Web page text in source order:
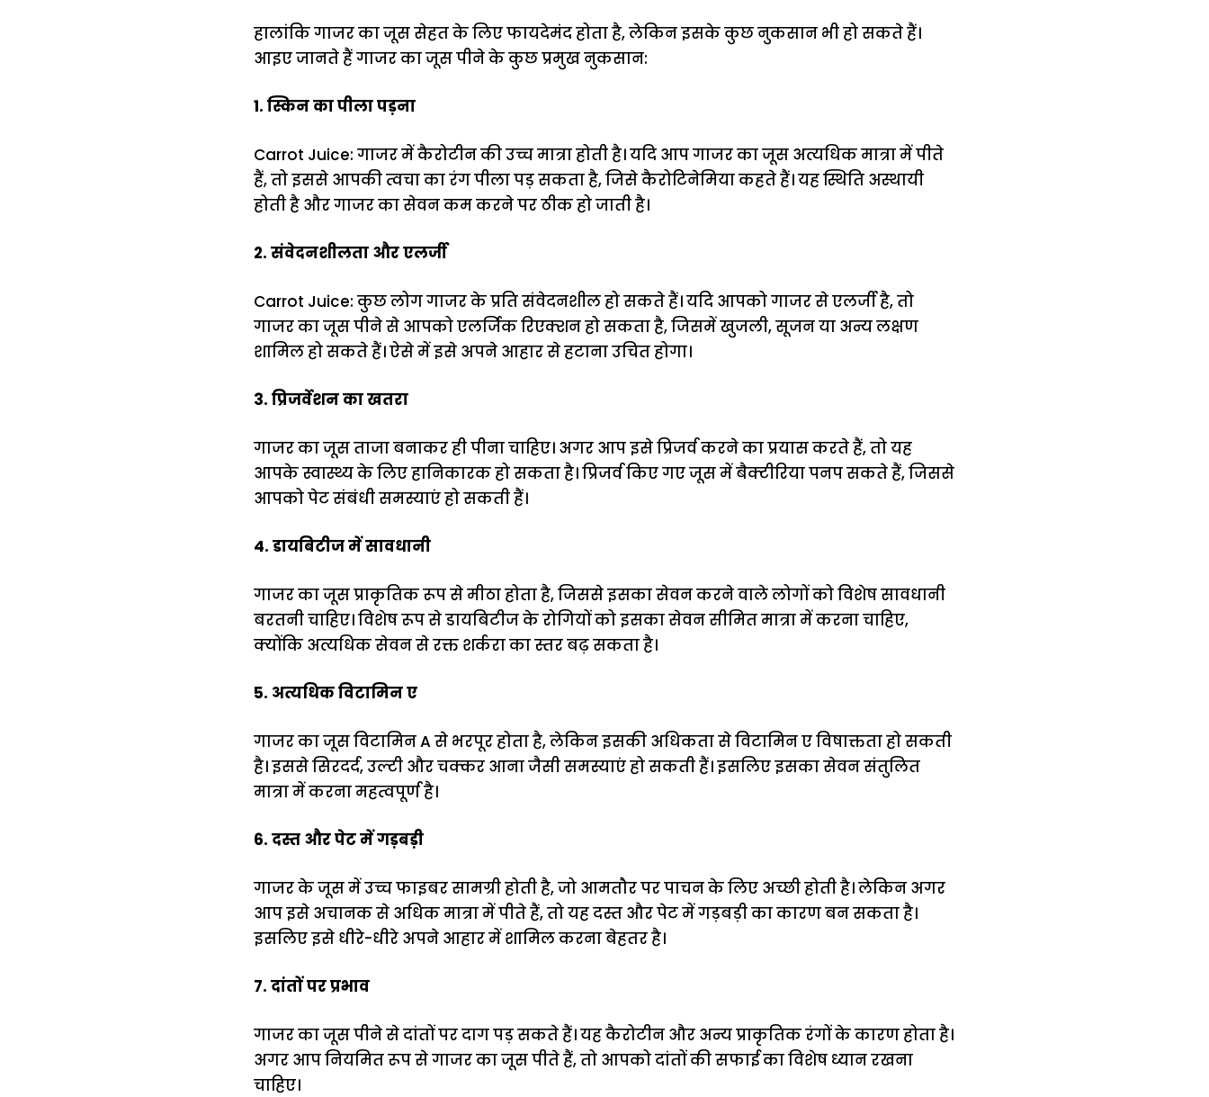
हालांकि गाजर का जूस सेहत के लिए फायदेमंद होता है, लेकिन इसके कुछ नुकसान भी हो सकते हैं।
आइए जानते हैं गाजर का जूस पीने के कुछ प्रमुख नुकसान:
1. स्किन का पीला पड़ना
Carrot Juice: गाजर में कैरोटीन की उच्च मात्रा होती है। यदि आप गाजर का जूस अत्यधिक मात्रा में पीते
हैं, तो इससे आपकी त्वचा का रंग पीला पड़ सकता है, जिसे कैरोटिनेमिया कहते हैं। यह स्थिति अस्थायी
होती है और गाजर का सेवन कम करने पर ठीक हो जाती है।
2. संवेदनशीलता और एलर्जी
Carrot Juice: कुछ लोग गाजर के प्रति संवेदनशील हो सकते हैं। यदि आपको गाजर से एलर्जी है, तो
गाजर का जूस पीने से आपको एलर्जिक रिएक्शन हो सकता है, जिसमें खुजली, सूजन या अन्य लक्षण
शामिल हो सकते हैं। ऐसे में इसे अपने आहार से हटाना उचित होगा।
3. प्रिजर्वेशन का खतरा
गाजर का जूस ताजा बनाकर ही पीना चाहिए। अगर आप इसे प्रिजर्व करने का प्रयास करते हैं, तो यह
आपके स्वास्थ्य के लिए हानिकारक हो सकता है। प्रिजर्व किए गए जूस में बैक्टीरिया पनप सकते हैं, जिससे
आपको पेट संबंधी समस्याएं हो सकती हैं।
4. डायबिटीज में सावधानी
गाजर का जूस प्राकृतिक रूप से मीठा होता है, जिससे इसका सेवन करने वाले लोगों को विशेष सावधानी
बरतनी चाहिए। विशेष रूप से डायबिटीज के रोगियों को इसका सेवन सीमित मात्रा में करना चाहिए,
क्योंकि अत्यधिक सेवन से रक्त शर्करा का स्तर बढ़ सकता है।
5. अत्यधिक विटामिन ए
गाजर का जूस विटामिन A से भरपूर होता है, लेकिन इसकी अधिकता से विटामिन ए विषाक्तता हो सकती
है। इससे सिरदर्द, उल्टी और चक्कर आना जैसी समस्याएं हो सकती हैं। इसलिए इसका सेवन संतुलित
मात्रा में करना महत्वपूर्ण है।
6. दस्त और पेट में गड़बड़ी
गाजर के जूस में उच्च फाइबर सामग्री होती है, जो आमतौर पर पाचन के लिए अच्छी होती है। लेकिन अगर
आप इसे अचानक से अधिक मात्रा में पीते हैं, तो यह दस्त और पेट में गड़बड़ी का कारण बन सकता है।
इसलिए इसे धीरे-धीरे अपने आहार में शामिल करना बेहतर है।
7. दांतों पर प्रभाव
गाजर का जूस पीने से दांतों पर दाग पड़ सकते हैं। यह कैरोटीन और अन्य प्राकृतिक रंगों के कारण होता है।
अगर आप नियमित रूप से गाजर का जूस पीते हैं, तो आपको दांतों की सफाई का विशेष ध्यान रखना
चाहिए।